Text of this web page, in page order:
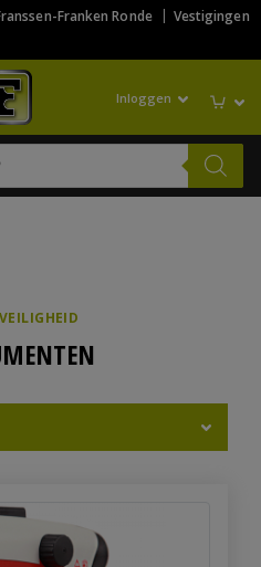
Franken Ronde
Vestigingen
Inloggen